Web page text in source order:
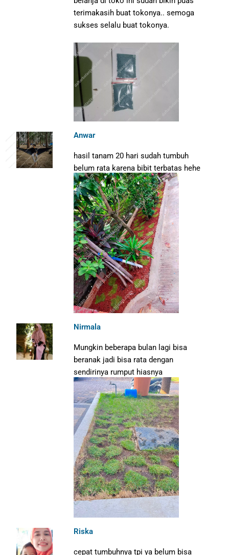
terimakasih buat tokonya.. semoga
sukses selalu buat tokonya.
Anwar
hasil tanam 20 hari sudah tumbuh
belum rata karena bibit terbatas hehe
Nirmala
Mungkin beberapa bulan lagi bisa
beranak jadi bisa rata dengan
sendirinya rumput hiasnya
Riska
cepat tumbuhnya tpi ya belum bisa